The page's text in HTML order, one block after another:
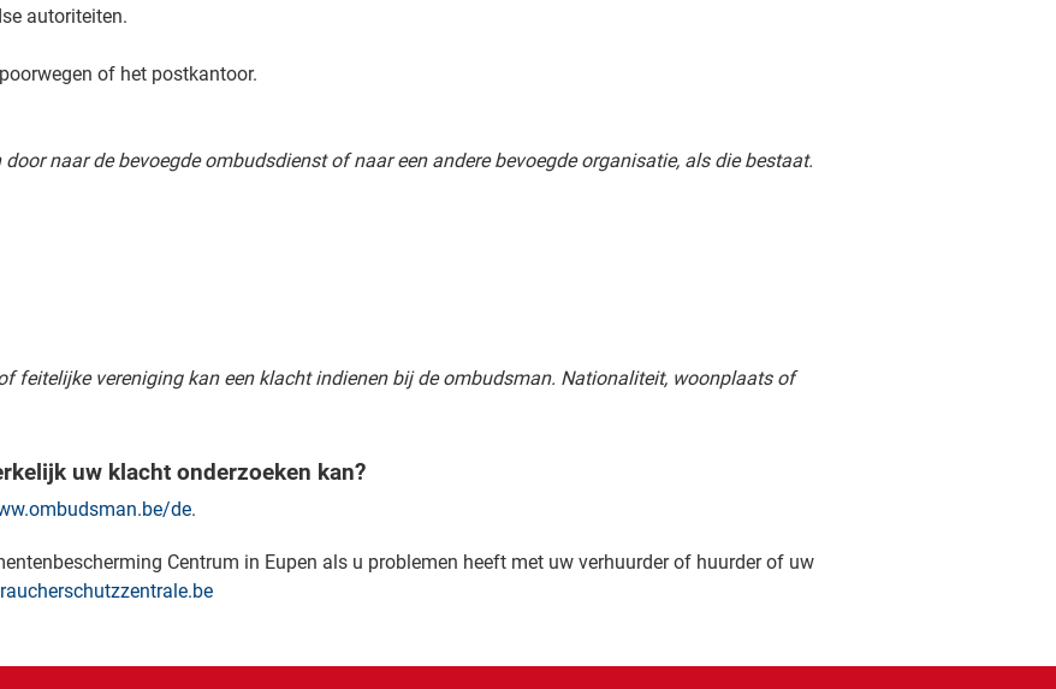
autoriteiten.
of het postkantoor.
naar de bevoegde ombudsdienst of naar een andere bevoegde organisatie, als die bestaat.
feitelijke vereniging kan een klacht indienen bij de ombudsman. Nationaliteit, woonplaats of
uw klacht onderzoeken kan?
de.
Centrum in Eupen als u problemen heeft met uw verhuurder of huurder of uw